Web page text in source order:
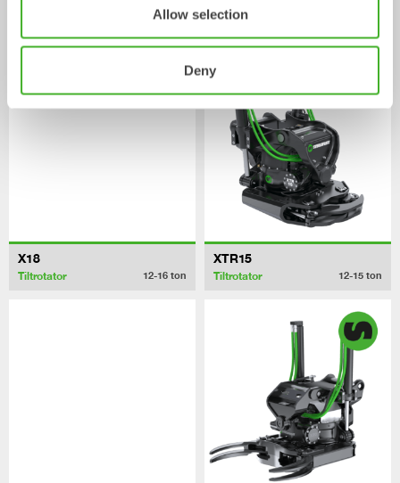
Allow selection
Deny
XTR13
X18
Tiltrotator 12-16 ton
XTR15
Tiltrotator 12-15 ton